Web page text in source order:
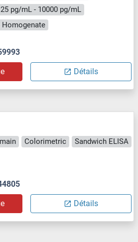
pg/mL - 10000 pg/mL
Homogenate
Détails
Colorimetric
Sandwich ELISA
Détails